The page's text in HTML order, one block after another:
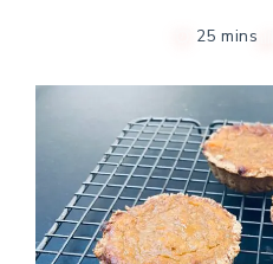
25 mins